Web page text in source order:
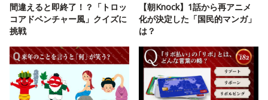
間違えると即終了！？「トロッ
コアドベンチャー風」クイズに
挑戦
【朝Knock】1話から再アニメ
化が決定した「国民的マンガ」
は？